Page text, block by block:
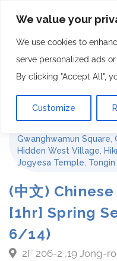
We value your
We use cookies to
serve personalized ads
By clicking "Accept All",
Customize
Bike Tour
Bukchon
Gwanghwamun Square
Hidden West Village
Jogyesa Temple
(中文)
[1hr] Spring
6/14)
2F 206-2 ,19 Jong-